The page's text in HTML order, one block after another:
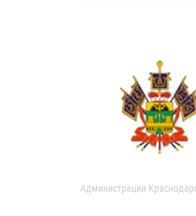
Администрация